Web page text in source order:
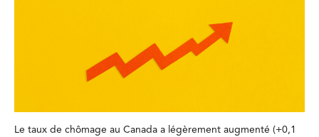
Le taux de chômage au Canada a légèrement augmenté (+0,1